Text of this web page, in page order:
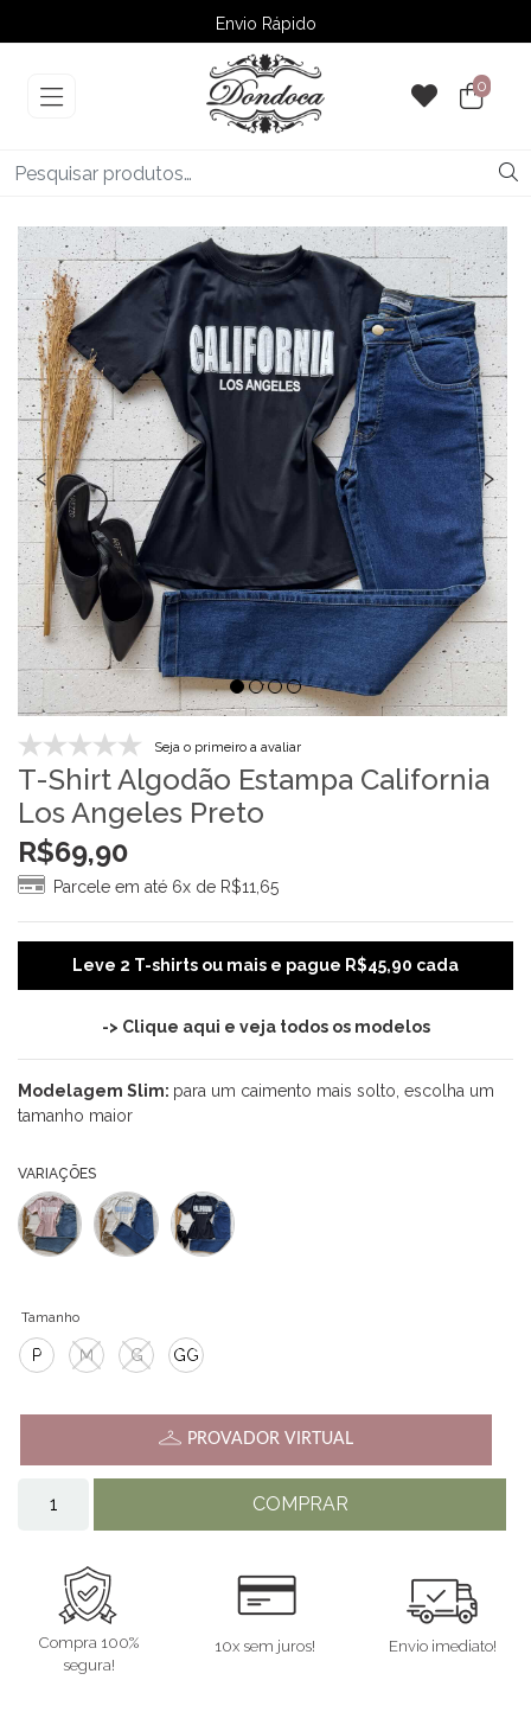
Envio Rápido
➚ Ofertas– Até 60% OFF
0
‹ ›
Seja o primeiro a avaliar
T-Shirt Algodão Estampa California
Los Angeles Preto
R$69,90
Parcele em até 6x de R$11,65
Leve 2 T-shirts ou mais e pague R$45,90 cada
-> Clique aqui e veja todos os modelos
Modelagem Slim: para um caimento mais solto, escolha um
tamanho maior
VARIAÇÕES
Tamanho
P M G GG
PROVADOR VIRTUAL
COMPRAR
Compra 100%
segura!
10x sem juros! Envio imediato!